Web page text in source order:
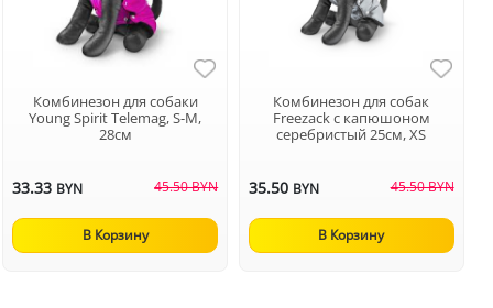
Комбинезон для собаки
Young Spirit Telemag, S-M,
28см
33.33 BYN 45.50 BYN
В Корзину
Комбинезон для собак
Freezack с капюшоном
серебристый 25см, ХS
35.50 BYN 45.50 BYN
В Корзину